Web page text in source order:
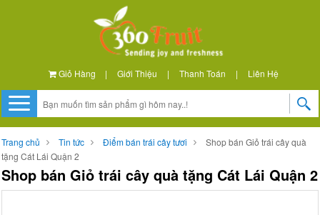
Giỏ Hàng | Giới Thiệu | Thanh Toán | Liên Hệ
Trang chủ Tin tức Điểm bán trái cây tươi
Shop bán Giỏ trái cây quà
tặng Cát Lái Quận 2
Shop bán Giỏ trái cây quà tặng Cát Lái Quận 2